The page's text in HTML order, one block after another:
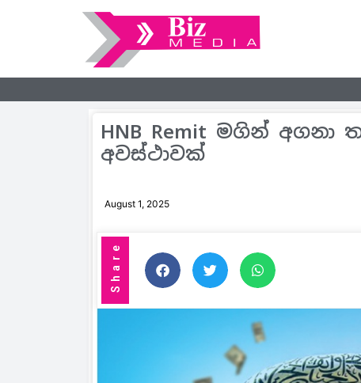
HNB Remit මගින්
අවස්ථාවක්
August 1, 2025
Share